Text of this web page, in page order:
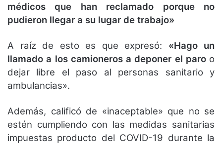
médicos que han reclamado porque no
pudieron llegar a su lugar de trabajo»
A raíz de esto es que expresó: «Hago un
llamado a los camioneros a deponer el paroo
dejar libre el paso al personas sanitario y
ambulancias».
Además, calificó de «inaceptable» que no se
estén cumpliendo con las medidas sanitarias
impuestas producto del COVID-19 durante la